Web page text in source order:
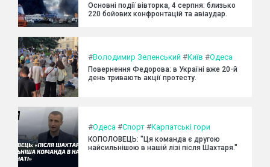
Основні події вівторка, 4 серпня: близько
220 бойових конфронтацій та авіаудар.
#Володимир Зеленський #Київ #Одеса
Повернення Федорова: в Україні вже 20-й
день тривають акції протесту.
#Одеса #Спорт #Карпатські гори
КОПОЛОВЕЦЬ: "Ця команда є другою
найсильнішою в нашій лізі після Шахтаря."